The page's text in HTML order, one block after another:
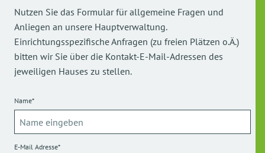
Nutzen Sie das Formular für allgemeine Fragen und
Anliegen an unsere Hauptverwaltung.
Einrichtungsspezifische Anfragen (zu freien Plätzen o.Ä.)
bitten wir Sie über die Kontakt-E-Mail-Adressen des
jeweiligen Hauses zu stellen.
Name*
E-Mail Adresse*